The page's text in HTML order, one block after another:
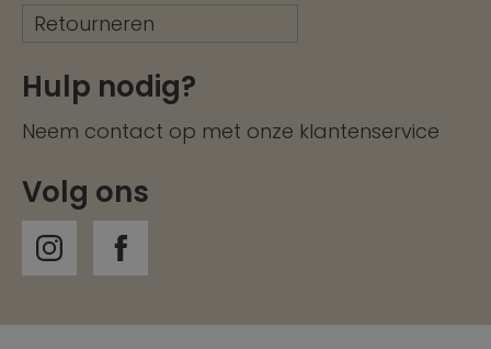
Retourneren
Hulp nodig?
Neem contact op met onze klantenservice
Volg ons